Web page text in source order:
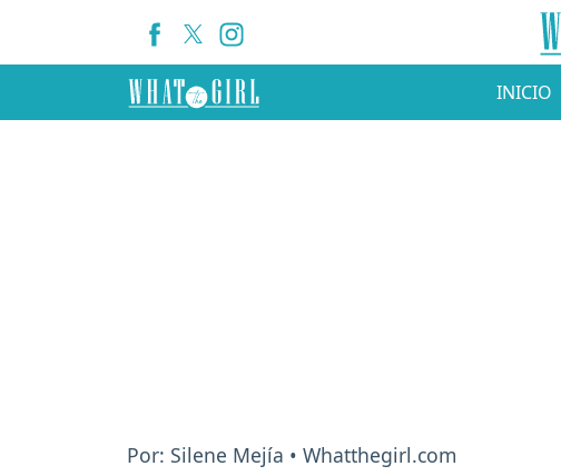
INICIO
Por: Silene Mejía • Whatthegirl.com